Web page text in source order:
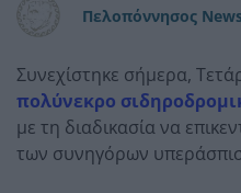
Πελοπόννησος
Συνεχίστηκε σήμερα,
πολύνεκρο
με τη διαδικασία να
των συνηγόρων